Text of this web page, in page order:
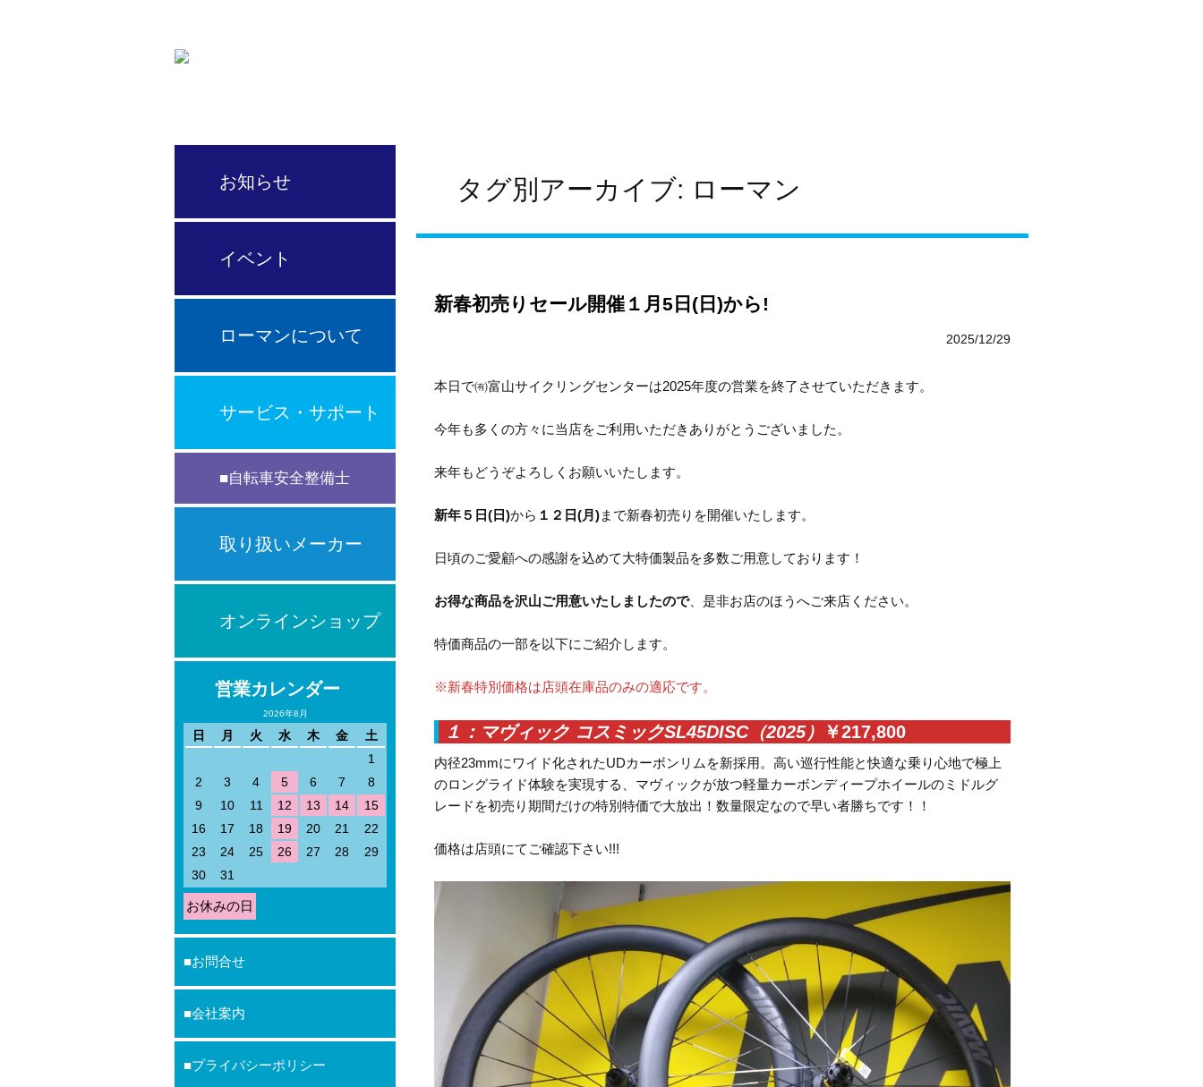
タグ別アーカイブ: ローマン
新春初売りセール開催１月5日(日)から!
2025/12/29
本日で㈲富山サイクリングセンターは2025年度の営業を終了させていただきます。
今年も多くの方々に当店をご利用いただきありがとうございました。
来年もどうぞよろしくお願いいたします。
新年５日(日)から １２日(月)まで新春初売りを開催いたします。
日頃のご愛顧への感謝を込めて大特価製品を多数ご用意しております！
お得な商品を沢山ご用意いたしましたので、是非お店のほうへご来店ください。
特価商品の一部を以下にご紹介します。
※新春特別価格は店頭在庫品のみの適応です。
１：マヴィック コスミックSL45DISC（2025） ￥217,800
内径23mmにワイド化されたUDカーボンリムを新採用。高い巡行性能と快適な乗り心地で極上
のロングライド体験を実現する、マヴィックが放つ軽量カーボンディープホイールのミドルグ
レードを初売り期間だけの特別特価で大放出！数量限定なので早い者勝ちです！！
価格は店頭にてご確認下さい!!!
お知らせ
イベント
ローマンについて
サービス・サポート
自転車安全整備士
取り扱いメーカー
オンラインショップ
営業カレンダー
2026年8月
日 月 火 水 木 金
土
1
2
3 4 5 6 7
8
9
10 11 12 13 14
15
16
17 18 19 20 21
22
23
24 25 26 27 28
29
30
31
お休みの日
お問合せ
会社案内
プライバシーポリシー